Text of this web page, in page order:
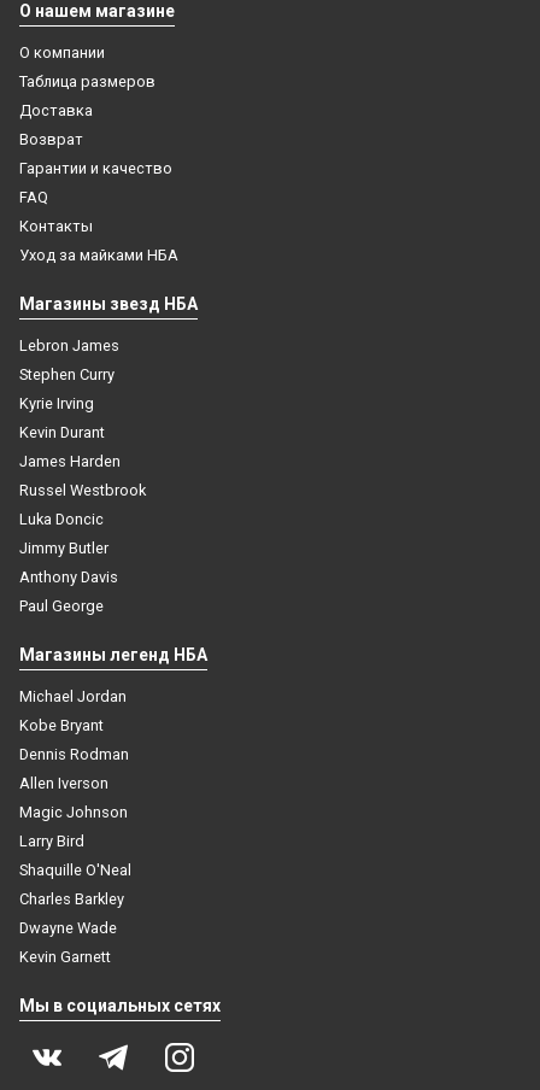
Баскетбольная майка NBA Филадельфия 76 № 3
4 499
Баскетбольная майка NBA Филадельфия 76 № 3
Айверсон Аллен красно-белая swingman RETRO
4 499₽
Баскетбольная майка НБА Бостон Селтикс № 0
Джейсон Тейтум черная 2025
4 499₽
О нашем магазине
О компании
Таблица размеров
Доставка
Возврат
Гарантии и качество
FAQ
Контакты
Уход за майками НБА
Магазины звезд НБА
Lebron James
Stephen Curry
Kyrie Irving
Kevin Durant
James Harden
Russel Westbrook
Luka Doncic
Jimmy Butler
Anthony Davis
Paul George
Магазины легенд НБА
Michael Jordan
Kobe Bryant
Dennis Rodman
Allen Iverson
Magic Johnson
Larry Bird
Shaquille O'Neal
Charles Barkley
Dwayne Wade
Kevin Garnett
Мы в социальных сетях